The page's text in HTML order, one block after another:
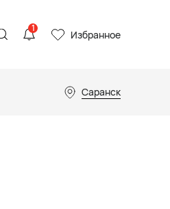
1 Избранное
Саранск